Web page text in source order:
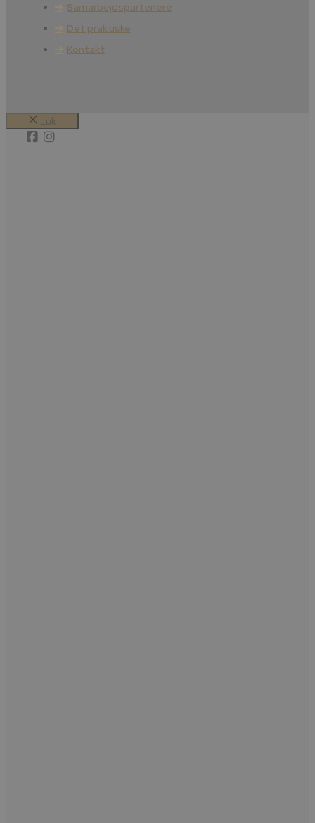
Samarbejdspartenere
Det praktiske
Kontakt
Luk